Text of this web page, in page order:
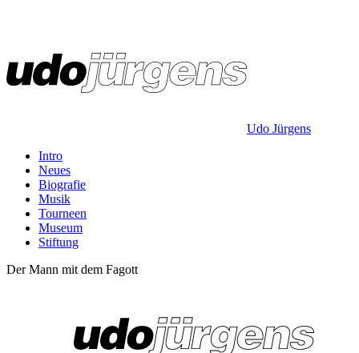
Udo Jürgens
Intro
Neues
Biografie
Musik
Tourneen
Museum
Stiftung
Der Mann mit dem Fagott